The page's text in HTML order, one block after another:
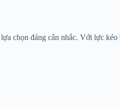
chọn đáng cân nhắc. Với lực